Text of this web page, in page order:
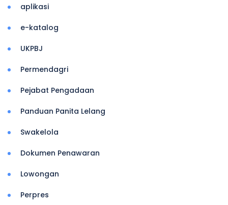
aplikasi
e-katalog
UKPBJ
Permendagri
Pejabat Pengadaan
Panduan Panita Lelang
Swakelola
Dokumen Penawaran
Lowongan
Perpres